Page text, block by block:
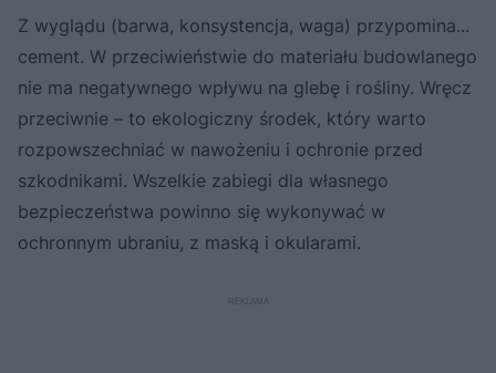
Z wyglądu (barwa, konsystencja, waga) przypomina...
cement. W przeciwieństwie do materiału budowlanego
nie ma negatywnego wpływu na glebę i rośliny. Wręcz
przeciwnie – to ekologiczny środek, który warto
rozpowszechniać w nawożeniu i ochronie przed
szkodnikami. Wszelkie zabiegi dla własnego
bezpieczeństwa powinno się wykonywać w
ochronnym ubraniu, z maską i okularami.